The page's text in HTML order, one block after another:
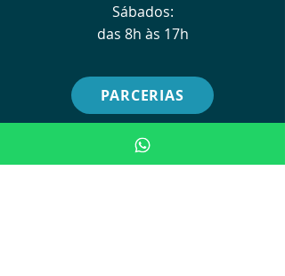
Sábados:
das 8h às 17h
PARCERIAS
Visite